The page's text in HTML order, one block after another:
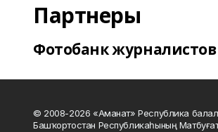
Партнеры
Фотобанк журналистов
© 2008-2026 «Аманат» Республика
Башҡортостан Республикаһының